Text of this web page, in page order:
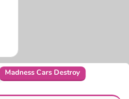
Madness Cars Destroy